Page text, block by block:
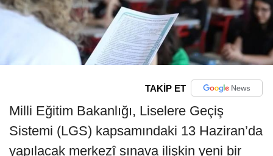
TAKİP ET
Milli Eğitim Bakanlığı, Liselere Geçiş
Sistemi (LGS) kapsamındaki 13 Haziran’da
yapılacak merkezî sınava ilişkin yeni bir